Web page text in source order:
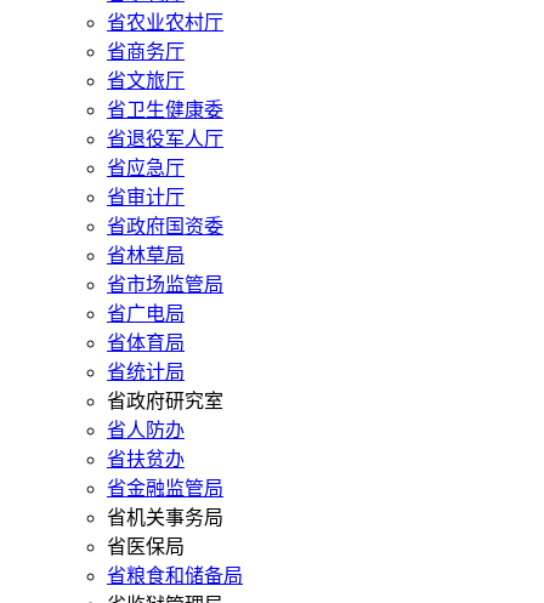
省农业农村厅
省商务厅
省文旅厅
省卫生健康委
省退役军人厅
省应急厅
省审计厅
省政府国资委
省林草局
省市场监管局
省广电局
省体育局
省统计局
省政府研究室
省人防办
省扶贫办
省金融监管局
省机关事务局
省医保局
省粮食和储备局